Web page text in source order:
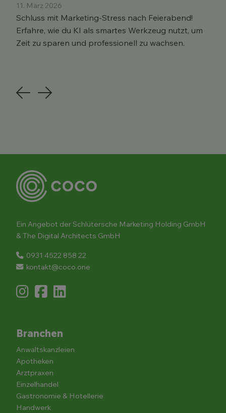
11. März 2026
Schluss mit Marketing-Stress nach Feierabend!
Erfahre, wie du KI als smartes Werkzeug nutzt, um
Zeit zu sparen und professionell zu wachsen.
Previous
Next
Ein Angebot der Schlütersche Marketing Holding GmbH
& The Digital Architects GmbH
0931 4522 858 22
kontakt@coco.one
Branchen
Anwaltskanzleien
Apotheken
Arztpraxen
Einzelhandel
Gastronomie & Hotellerie
Handwerk